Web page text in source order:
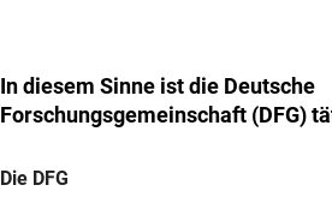
In diesem Sinne ist die Deutsche
Forschungsgemeinschaft (DFG)
Die DFG